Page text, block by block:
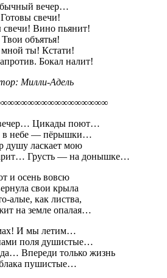
вечер…
Готовы свечи!
свечи! Вино пьянит!
Твои объятья!
ты! Кстати!
Бокал налит!
Милли-Адель
Цикады поют…
в небе — пёрышки…
душу ласкает мою
Грусть — на донышке…
и осень вовсю
свои крыла
алые, как листва,
на земле опалая…
И мы летим…
поля душистые…
Впереди только жизнь
пушистые…